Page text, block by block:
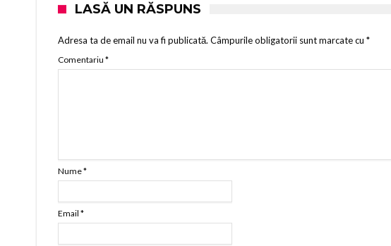
LASĂ UN RĂSPUNS
Adresa ta de email nu va fi publicată. Câmpurile obligatorii sunt marcate cu *
Comentariu *
Nume*
Email *